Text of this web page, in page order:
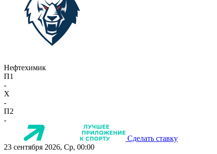
Нефтехимик
П1
-
X
-
П2
-
Сделать ставку
23 сентября 2026, Ср, 00:00